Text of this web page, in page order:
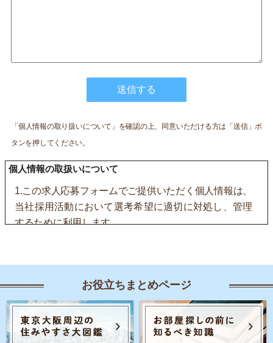
送信する
「個人情報の取り扱いについて」を確認の上、同意いただける方は「送信」ボ
タンを押してください。
個人情報の取扱いについて
1.この求人応募フォームでご提供いただく個人情報は、
当社採用活動において選考希望に適切に対処し、管理
するために利用します。
を第三者に提供することはありません。
3.当個人情報の取扱いを委託することがあります。委託
にあたっては、委託先における個人情報の安全管理が
図られるよう、委託先に対する必要かつ適切な監督を
行います。
お役立ちまとめページ